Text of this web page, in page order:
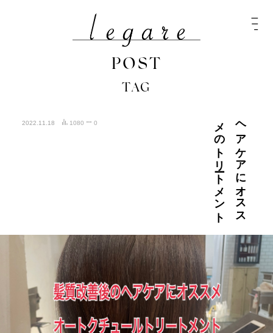
POST
TAG
2022.11.18 1080 0 ヘ
ア
ケ
ア
に
オ
ス
ス
メ
の
ト
リ
ート
メ
ン
ト